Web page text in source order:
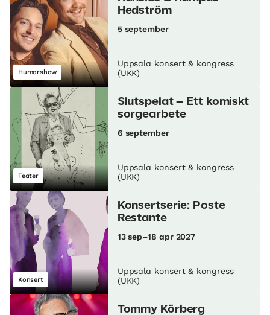
Humorshow
Hedström
5 september
Uppsala konsert & kongress
(UKK)
Teater
Slutspelat – Ett komiskt
sorgearbete
6 september
Uppsala konsert & kongress
(UKK)
Konsert
Konsertserie: Poste
Restante
13 sep–18 apr 2027
Uppsala konsert & kongress
(UKK)
Tommy Körberg